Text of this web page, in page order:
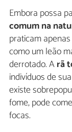
Embora possa
comum na
praticam
como um leão
derrotado. Arã
indivíduos de
existe
fome, pode
focas.